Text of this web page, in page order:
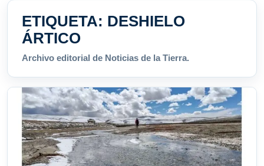
ETIQUETA: DESHIELO
ÁRTICO
Archivo editorial de Noticias de la Tierra.